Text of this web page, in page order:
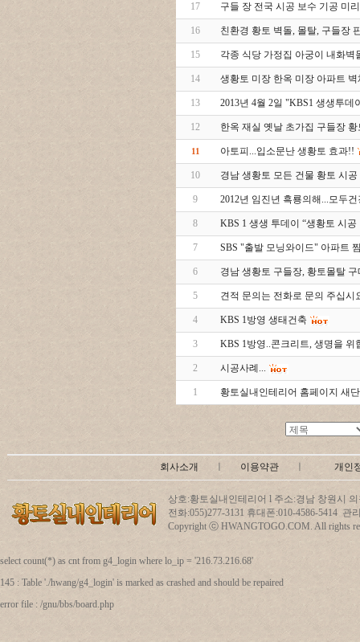
17 구들 장 전국 시공 보수 기공 미
16 친환경 황토 벽돌, 몰탈, 구들장
15 각종 식당 가정집 아궁이 내화
14 생황토 미장 한옥 미장 아파트
13 2013년 4월 2일 "KBS1 생생투데
12 한옥 재실 옛날 초가집 구들장
11 아토피...입소문난 생황토 효과!!
10 경남 생황토 모든 건물 황토 시
9 2012년 임진년 흑룡의해...모두
8 KBS 1 생생 투데이 “생황토 시공
7 SBS "출발 모닝와이드" 아파트
6 경남 생황토 구들장, 황토몰탈
5 견적 문의는 전화로 문의 주십시
4 KBS 1방영 생태건축
3 KBS 1방영..콘크리트, 생명을 위
2 시공사례...
1 황토실내인테리어 홈페이지 새
회사소개 이용약관 개인
상호:황토실내인테리어 l 주소:경남 창원시
전화:055)277-3131 휴대폰:010-4586-5414 관
Copyright ⓒ HWANGTOGO.COM. All rights
select count(*) as cnt from g4_login where lo_ip = '216.73.216.68'
145 : Table './hwang/g4_login' is marked as crashed and should be repaired
error file : /gnu/bbs/board.php